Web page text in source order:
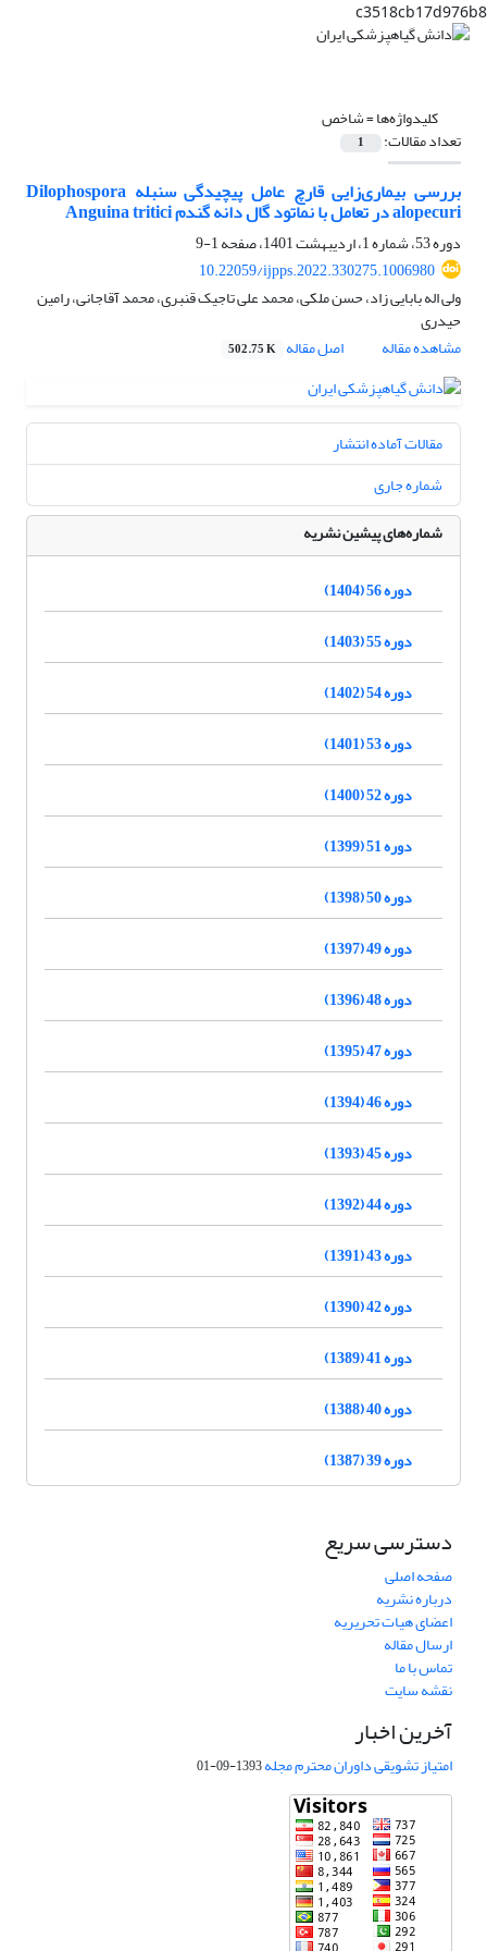
c3518cb17d976b8
کلیدواژه‌ها =شاخص
تعداد مقالات: 1
بررسی بیماری‌زایی قارچ عامل پیچیدگی سنبله Dilophospora
alopecuri در تعامل با نماتود گال دانه گندم Anguina tritici
دوره 53، شماره 1، اردیبهشت 1401، صفحه
1-9
10.22059/ijpps.2022.330275.1006980
ولی اله بابایی زاد، حسن ملکی، محمد علی تاجیک قنبری، محمد آقاجانی، رامین
حیدری
مشاهده مقاله
اصل مقاله 502.75 K
مقالات آماده انتشار
شماره جاری
شماره‌های پیشین نشریه
دوره 56 (1404)
دوره 55 (1403)
دوره 54 (1402)
دوره 53 (1401)
دوره 52 (1400)
دوره 51 (1399)
دوره 50 (1398)
دوره 49 (1397)
دوره 48 (1396)
دوره 47 (1395)
دوره 46 (1394)
دوره 45 (1393)
دوره 44 (1392)
دوره 43 (1391)
دوره 42 (1390)
دوره 41 (1389)
دوره 40 (1388)
دوره 39 (1387)
دسترسی سریع
صفحه اصلی
درباره نشریه
اعضای هیات تحریریه
ارسال مقاله
تماس با ما
نقشه سایت
آخرین اخبار
امتیاز تشویقی داوران محترم مجله1393-09-01